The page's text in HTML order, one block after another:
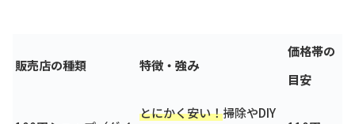
販売店の種類 特徴・強み
価格帯の
目安
とにかく安い！掃除やDIY